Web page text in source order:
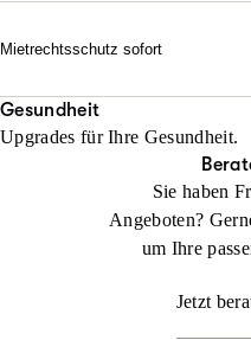
erforderlich auch durch alle
Jetzt konfigurieren
keinen Anwalt beauftragt haben!
Jetzt konfigurieren
Mietrechtsschutz sofort
übernehmen Ihre Anwalts- und
sofortige Rückendeckung bei
Jetzt konfigurieren
Gesundheit
Upgrades für Ihre Gesundheit.
Sie haben
Angeboten?
um Ihre
Jetzt